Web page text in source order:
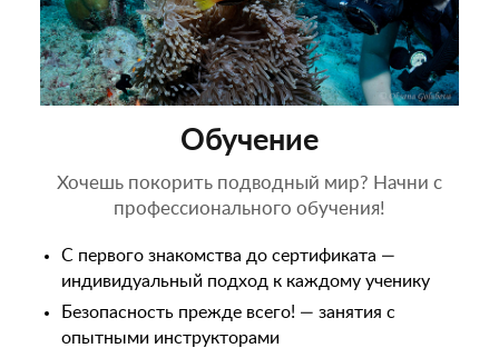
Обучение
Хочешь покорить подводный мир? Начни с
профессионального обучения!
С первого знакомства до сертификата —
индивидуальный подход к каждому ученику
Безопасность прежде всего! — занятия с
опытными инструкторами